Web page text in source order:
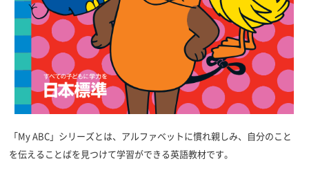
「My ABC」シリーズとは、アルファベットに慣れ親しみ、自分のこと
を伝えることばを見つけて学習ができる英語教材です。